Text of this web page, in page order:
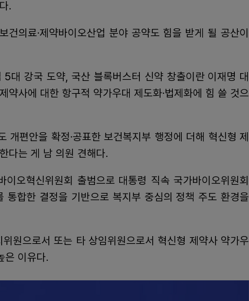
.
의료·제약바이오산업 분야 공약도 힘을 받게 될 공산이
대 강국 도약, 국산 블록버스터 신약 창출이란 이재명 대
약사에 대한 항구적 약가우대 제도화·법제화에 힘 쓸 것으
개편안을 확정·공표한 보건복지부 행정에 더해 혁신형 제
다는 게 남 의원 견해다.
오혁신위원회 출범으로 대통령 직속 국가바이오위원회
통합한 결정을 기반으로 복지부 중심의 정책 주도 환경을
원으로서 또는 타 상임위원으로서 혁신형 제약사 약가우
은 이유다.